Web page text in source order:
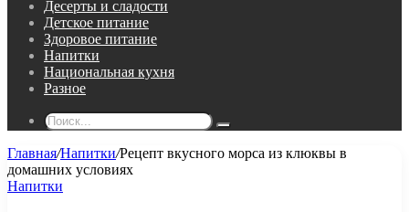
Десерты и сладости
Детское питание
Здоровое питание
Напитки
Национальная кухня
Разное
Поиск...
Главная/Напитки/Рецепт вкусного морса из клюквы в
домашних условиях
Напитки